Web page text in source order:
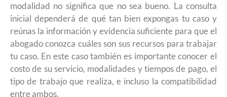
modalidad no significa que no sea bueno. La consulta
inicial dependerá de qué tan bien expongas tu caso y
reúnas la información y evidencia suficiente para que el
abogado conozca cuáles son sus recursos para trabajar
tu caso. En este caso también es importante conocer el
costo de su servicio, modalidades y tiempos de pago, el
tipo de trabajo que realiza, e incluso la compatibilidad
entre ambos.